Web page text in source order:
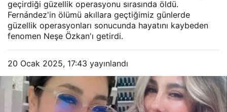
geçirdiği güzellik operasyonu sırasında öldü.
Fernández'in ölümü akıllara geçtiğimiz günlerde
güzellik operasyonları sonucunda hayatını kaybeden
fenomen Neşe Özkan'ı getirdi.
20 Ocak 2025, 17:43 yayınlandı